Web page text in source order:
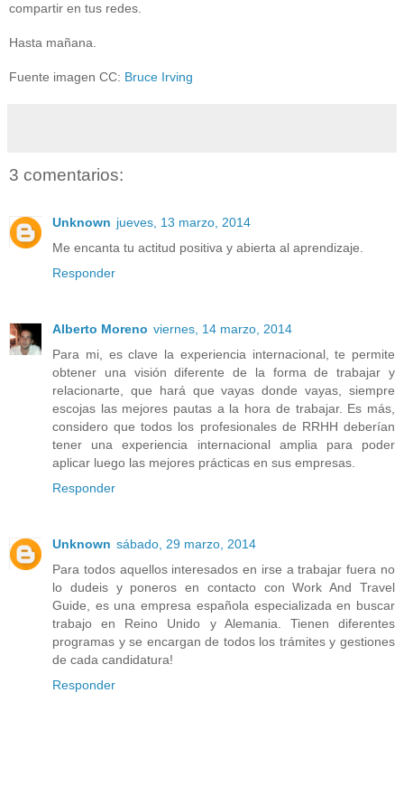
compartir en tus redes.
Hasta mañana.
Fuente imagen CC: Bruce Irving
3 comentarios:
Unknown jueves, 13 marzo, 2014
Me encanta tu actitud positiva y abierta al aprendizaje.
Responder
Alberto Moreno viernes, 14 marzo, 2014
Para mi, es clave la experiencia internacional, te permite
obtener una visión diferente de la forma de trabajar y
relacionarte, que hará que vayas donde vayas, siempre
escojas las mejores pautas a la hora de trabajar. Es más,
considero que todos los profesionales de RRHH deberían
tener una experiencia internacional amplia para poder
aplicar luego las mejores prácticas en sus empresas.
Responder
Unknown sábado, 29 marzo, 2014
Para todos aquellos interesados en irse a trabajar fuera no
lo dudeis y poneros en contacto con Work And Travel
Guide, es una empresa española especializada en buscar
trabajo en Reino Unido y Alemania. Tienen diferentes
programas y se encargan de todos los trámites y gestiones
de cada candidatura!
Responder